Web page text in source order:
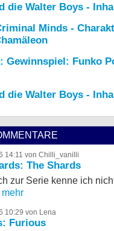
die Walter Boys -
Minds -
Gewinnspiel: Funko
die Walter Boys -
14:11 von Chilli_vanilli
The Shards
zur Serie kenne ich
mehr
10:29 von Lena
Furious